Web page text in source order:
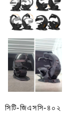
সিটি-জিএসসি-৪০২